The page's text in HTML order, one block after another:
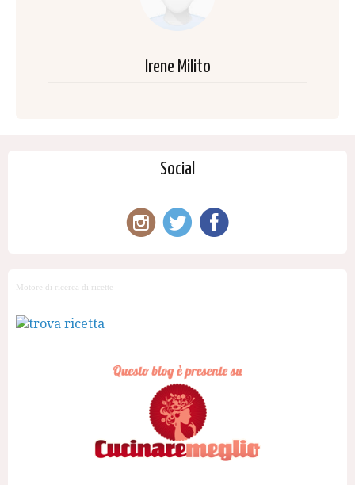
Irene Milito
Social
Motore di ricerca di ricette